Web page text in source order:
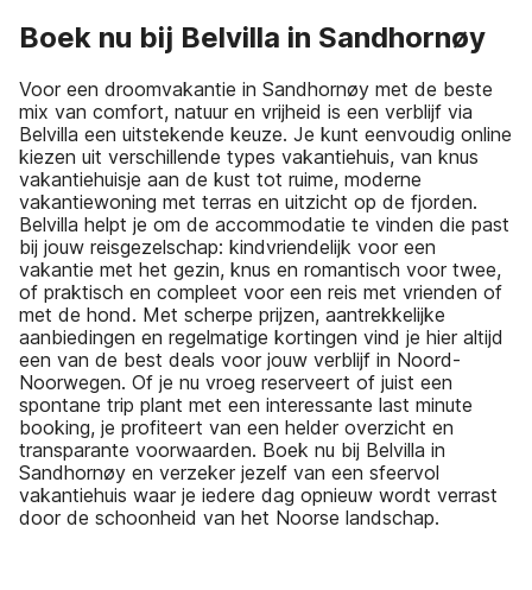
Boek nu bij Belvilla in Sandhornøy
Voor een droomvakantie in Sandhornøy met de beste
mix van comfort, natuur en vrijheid is een verblijf via
Belvilla een uitstekende keuze. Je kunt eenvoudig online
kiezen uit verschillende types vakantiehuis, van knus
vakantiehuisje aan de kust tot ruime, moderne
vakantiewoning met terras en uitzicht op de fjorden.
Belvilla helpt je om de accommodatie te vinden die past
bij jouw reisgezelschap: kindvriendelijk voor een
vakantie met het gezin, knus en romantisch voor twee,
of praktisch en compleet voor een reis met vrienden of
met de hond. Met scherpe prijzen, aantrekkelijke
aanbiedingen en regelmatige kortingen vind je hier altijd
een van de best deals voor jouw verblijf in Noord-
Noorwegen. Of je nu vroeg reserveert of juist een
spontane trip plant met een interessante last minute
booking, je profiteert van een helder overzicht en
transparante voorwaarden. Boek nu bij Belvilla in
Sandhornøy en verzeker jezelf van een sfeervol
vakantiehuis waar je iedere dag opnieuw wordt verrast
door de schoonheid van het Noorse landschap.